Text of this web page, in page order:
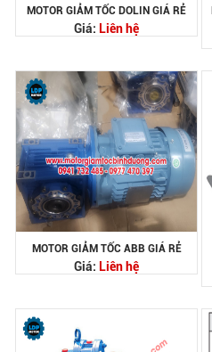
MOTOR GIẢM TỐC DOLIN GIÁ RẺ
Giá: Liên hệ
MOTOR GIẢM TỐC ABB GIÁ RẺ
Giá: Liên hệ